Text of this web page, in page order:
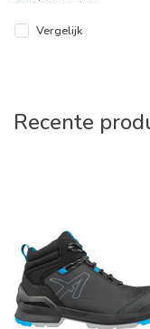
materiaa
Vergelijk
Recente